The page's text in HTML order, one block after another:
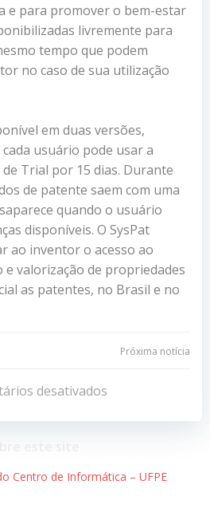
e para promover o bem-estar
livremente para
tempo que podem
no caso de sua utilização
em duas versões,
usuário pode usar a
Trial por 15 dias. Durante
de patente saem com uma
quando o usuário
disponíveis. O SysPat
ao inventor o acesso ao
e valorização de propriedades
as patentes, no Brasil e no
Navegação
de
Post
Próxima notícia
desativados
Centro de Informática – UFPE